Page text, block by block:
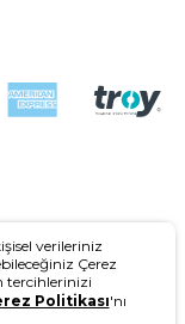
verileriniz
Çerez
tercihlerinizi
Politikası'nı